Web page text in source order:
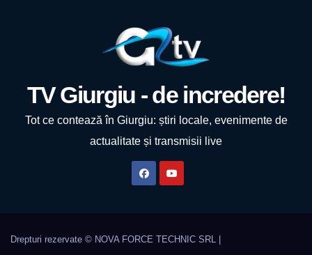
TV Giurgiu - de incredere!
Tot ce contează în Giurgiu: știri locale, evenimente de
actualitate și transmisii live